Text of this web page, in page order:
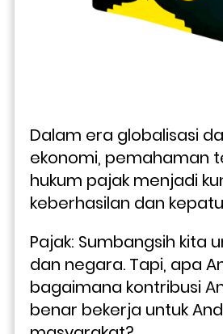
Dalam era globalisasi
ekonomi, pemahaman
hukum pajak menjadi
keberhasilan dan
Pajak: Sumbangsih kita
dan negara. Tapi, apa
bagaimana kontribusi
benar bekerja untuk